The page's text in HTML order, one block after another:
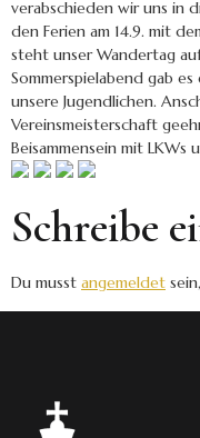
verabschieden wir uns in
den Ferien am 14.9. mit
steht unser Wandertag
Sommerspielabend gab
unsere Jugendlichen.
Vereinsmeisterschaft
Beisammensein mit LKWs
Schreibe
Du musst angemeldet